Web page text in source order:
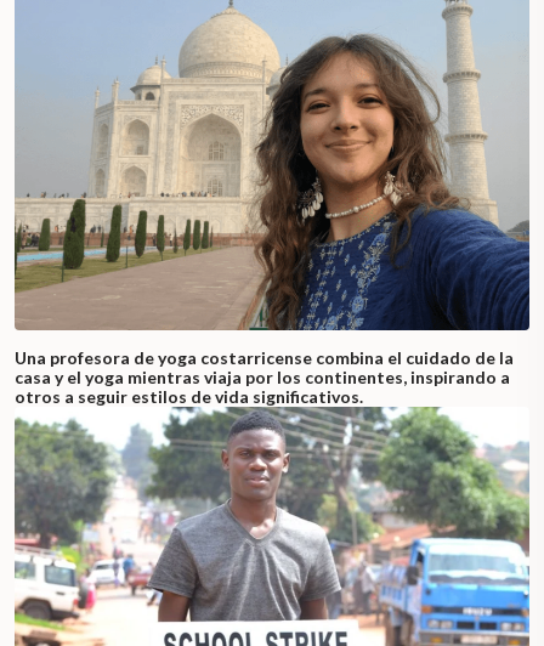
Una profesora de yoga costarricense combina el cuidado de la
casa y el yoga mientras viaja por los continentes, inspirando a
otros a seguir estilos de vida significativos.